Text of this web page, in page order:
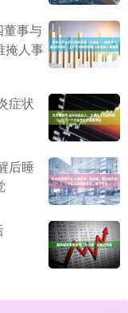
董事与
掩人事
症状
后睡